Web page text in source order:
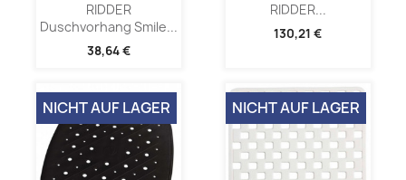
RIDDER
Duschvorhang Smile...
38,64 €
RIDDER...
130,21 €
NICHT AUF LAGER NICHT AUF LAGER